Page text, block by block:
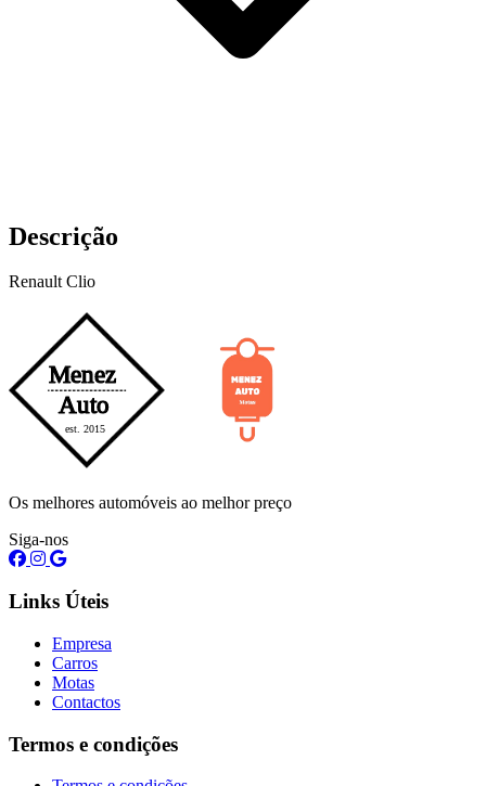
Descrição
Renault Clio
Os melhores automóveis ao melhor preço
Siga-nos
Links Úteis
Empresa
Carros
Motas
Contactos
Termos e condições